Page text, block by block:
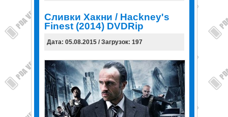
Сливки Хакни / Hackney's
Finest (2014) DVDRip
Дата: 05.08.2015 / Загрузок: 197